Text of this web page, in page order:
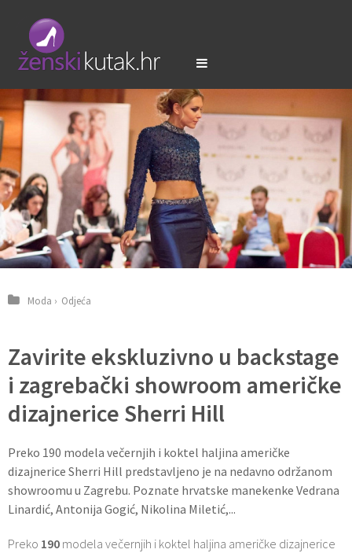
Moda › Odjeća
Zavirite ekskluzivno u backstage
i zagrebački showroom američke
dizajnerice Sherri Hill
Preko 190 modela večernjih i koktel haljina američke
dizajnerice Sherri Hill predstavljeno je na nedavno održanom
showroomu u Zagrebu. Poznate hrvatske manekenke Vedrana
Linardić, Antonija Gogić, Nikolina Miletić,...
Preko 190 modela večernjih i koktel haljina američke dizajnerice